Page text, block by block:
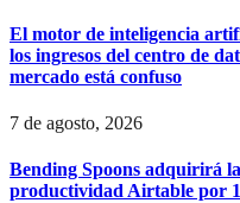
El motor de inteligencia
los ingresos del centro de
mercado está confuso
7 de agosto, 2026
Bending Spoons adquirirá
productividad Airtable por